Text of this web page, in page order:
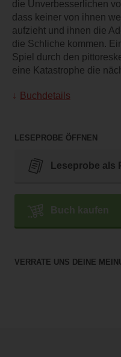
die Unverbesserlichen
dass keiner von ihnen
aufzieht und ihnen die
die Schliche kommen.
Spiel durch den
eine Katastrophe die
Buchdetails
LESEPROBE ÖFFNEN
Leseprobe als
Buch kaufen
VERRATE UNS DEINE